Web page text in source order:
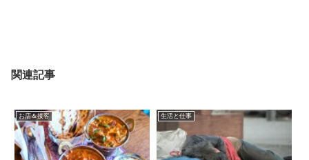
関連記事
お店＆接客 生活と仕事